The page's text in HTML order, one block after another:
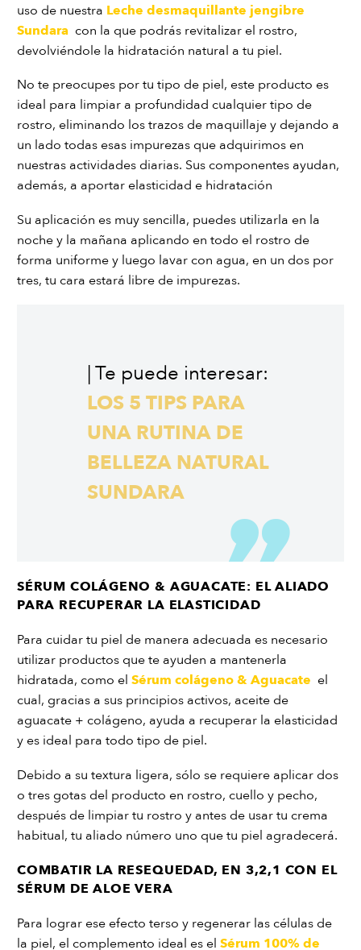
uso de nuestra Leche desmaquillante jengibre
Sundara con la que podrás revitalizar el rostro,
devolviéndole la hidratación natural a tu piel.
No te preocupes por tu tipo de piel, este producto es
ideal para limpiar a profundidad cualquier tipo de
rostro, eliminando los trazos de maquillaje y dejando a
un lado todas esas impurezas que adquirimos en
nuestras actividades diarias. Sus componentes ayudan,
además, a aportar elasticidad e hidratación
Su aplicación es muy sencilla, puedes utilizarla en la
noche y la mañana aplicando en todo el rostro de
forma uniforme y luego lavar con agua, en un dos por
tres, tu cara estará libre de impurezas.
| Te puede interesar:
LOS 5 TIPS PARA
UNA RUTINA DE
BELLEZA NATURAL
SUNDARA
SÉRUM COLÁGENO & AGUACATE: EL ALIADO
PARA RECUPERAR LA ELASTICIDAD
Para cuidar tu piel de manera adecuada es necesario
utilizar productos que te ayuden a mantenerla
hidratada, como el Sérum colágeno & Aguacate el
cual, gracias a sus principios activos, aceite de
aguacate + colágeno, ayuda a recuperar la elasticidad
y es ideal para todo tipo de piel.
Debido a su textura ligera, sólo se requiere aplicar dos
o tres gotas del producto en rostro, cuello y pecho,
después de limpiar tu rostro y antes de usar tu crema
habitual, tu aliado número uno que tu piel agradecerá.
COMBATIR LA RESEQUEDAD, EN 3,2,1 CON EL
SÉRUM DE ALOE VERA
Para lograr ese efecto terso y regenerar las células de
la piel, el complemento ideal es el Sérum 100% de